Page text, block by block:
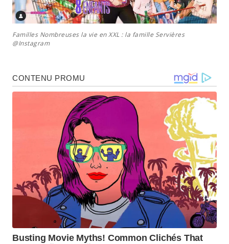
Familles Nombreuses la vie en XXL : la famille Servières
@Instagram